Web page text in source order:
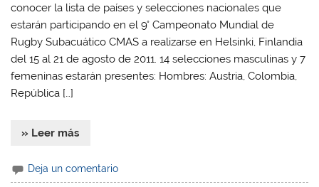
conocer la lista de países y selecciones nacionales que
estarán participando en el 9° Campeonato Mundial de
Rugby Subacuático CMAS a realizarse en Helsinki, Finlandia
del 15 al 21 de agosto de 2011. 14 selecciones masculinas y 7
femeninas estarán presentes: Hombres: Austria, Colombia,
República […]
» Leer más
Deja un comentario